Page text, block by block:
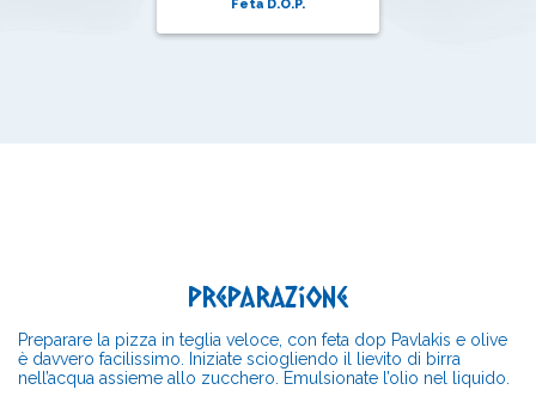
Feta D.O.P.
preparazione
Preparare la pizza in teglia veloce, con feta dop Pavlakis e olive
è davvero facilissimo. Iniziate sciogliendo il lievito di birra
nell’acqua assieme allo zucchero. Emulsionate l’olio nel liquido.